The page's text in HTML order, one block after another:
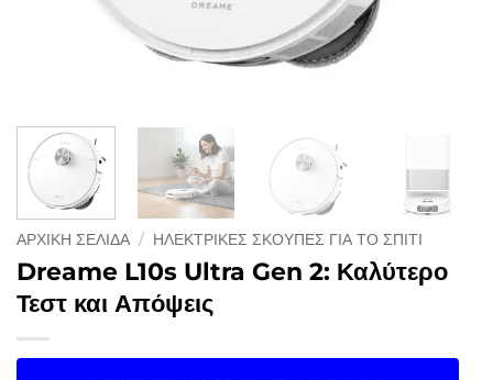
ΑΡΧΙΚΉ ΣΕΛΊΔΑ / ΗΛΕΚΤΡΙΚΈΣ ΣΚΟΎΠΕΣ ΓΙΑ ΤΟ ΣΠΊΤΙ
Dreame L10s Ultra Gen 2: Καλύτερο
Τεστ και Απόψεις